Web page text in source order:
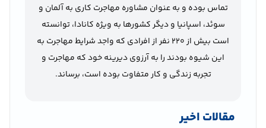
تماس بوده و به عنوان مشاوره مهاجرت کاری به آلمان و
سوئد، اسپانیا و دیگر کشورها به ویژه کانادا، توانسته
است بیش از 220 نفر از افرادی که واجد شرایط مهاجرت به
این شیوه بودند را به آرزوی دیرینه خود که مهاجرت و
تجربه زندگی و کار متفاوت بوده است، برساند.
مقالات اخیر